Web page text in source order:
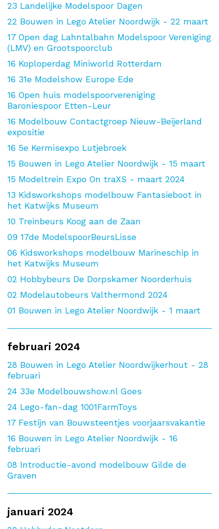
23 Landelijke Modelspoor Dagen
22 Bouwen in Lego Atelier Noordwijk - 22 maart
17 Open dag Lahntalbahn Modelspoor Vereniging
(LMV) en Grootspoorclub
16 Koploperdag Miniworld Rotterdam
16 31e Modelshow Europe Ede
16 Open huis modelspoorvereniging
Baroniespoor Etten-Leur
16 Modelbouw Contactgroep Nieuw-Beijerland
expositie
16 5e Kermisexpo Lutjebroek
15 Bouwen in Lego Atelier Noordwijk - 15 maart
15 Modeltrein Expo On traXS - maart 2024
13 Kidsworkshops modelbouw Fantasieboot in
het Katwijks Museum
10 Treinbeurs Koog aan de Zaan
09 17de ModelspoorBeursLisse
06 Kidsworkshops modelbouw Marineschip in
het Katwijks Museum
02 Hobbybeurs De Dorpskamer Noorderhuis
02 Modelautobeurs Valthermond 2024
01 Bouwen in Lego Atelier Noordwijk - 1 maart
februari 2024
28 Bouwen in Lego Atelier Noordwijkerhout - 28
februari
24 33e Modelbouwshow.nl Goes
24 Lego-fan-dag 1001FarmToys
17 Festijn van Bouwsteentjes voorjaarsvakantie
16 Bouwen in Lego Atelier Noordwijk - 16
februari
08 Introductie-avond modelbouw Gilde de
Graven
januari 2024